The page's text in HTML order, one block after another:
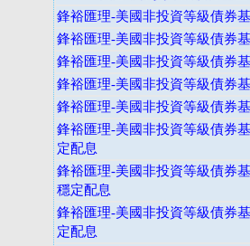
鋒裕匯理-美國非投資等級債券
鋒裕匯理-美國非投資等級債券
鋒裕匯理-美國非投資等級債券
鋒裕匯理-美國非投資等級債券
鋒裕匯理-美國非投資等級債券
鋒裕匯理-美國非投資等級債券
定配息
鋒裕匯理-美國非投資等級債券
穩定配息
鋒裕匯理-美國非投資等級債券
定配息